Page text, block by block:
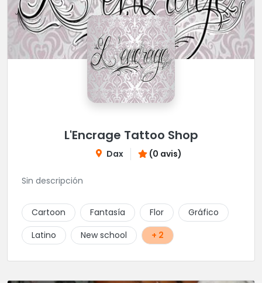
L'Encrage Tattoo Shop
Dax (0 avis)
Sin descripción
Cartoon Fantasía Flor
Gráfico
Latino
New school + 2